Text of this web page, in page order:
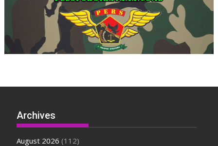
Archives
August 2026 (112)